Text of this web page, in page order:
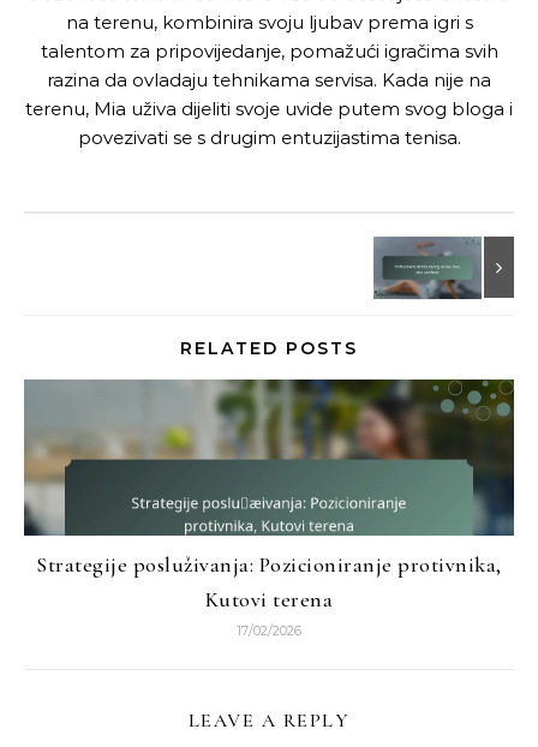
na terenu, kombinira svoju ljubav prema igri s
talentom za pripovijedanje, pomažući igračima svih
razina da ovladaju tehnikama servisa. Kada nije na
terenu, Mia uživa dijeliti svoje uvide putem svog bloga i
povezivati se s drugim entuzijastima tenisa.
RELATED POSTS
Strategije posluživanja: Pozicioniranje protivnika,
Kutovi terena
17/02/2026
LEAVE A REPLY